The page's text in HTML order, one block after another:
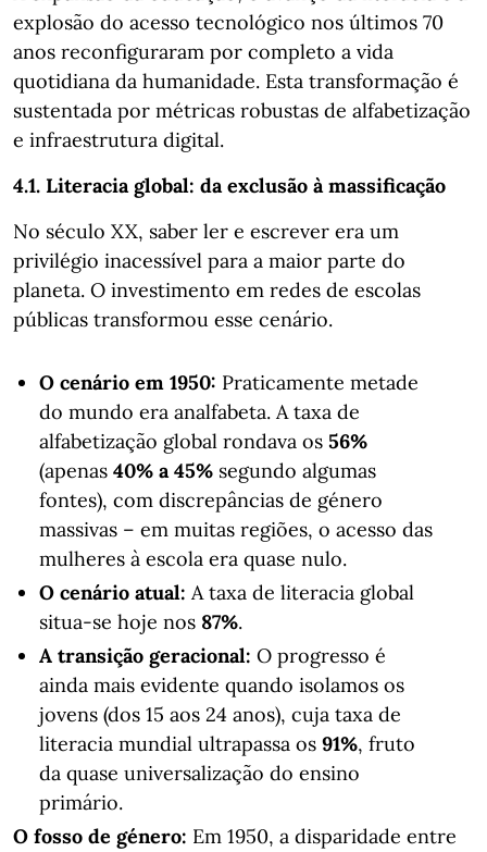
explosão do acesso tecnológico nos últimos 70
anos reconfiguraram por completo a vida
quotidiana da humanidade. Esta transformação é
sustentada por métricas robustas de alfabetização
e infraestrutura digital.
4.1. Literacia global: da exclusão à massificação
No século XX, saber ler e escrever era um
privilégio inacessível para a maior parte do
planeta. O investimento em redes de escolas
públicas transformou esse cenário.
O cenário em 1950: Praticamente metade
do mundo era analfabeta. A taxa de
alfabetização global rondava os 56%
(apenas 40% a 45% segundo algumas
fontes), com discrepâncias de género
massivas – em muitas regiões, o acesso das
mulheres à escola era quase nulo.
O cenário atual: A taxa de literacia global
situa-se hoje nos 87%.
A transição geracional: O progresso é
ainda mais evidente quando isolamos os
jovens (dos 15 aos 24 anos), cuja taxa de
literacia mundial ultrapassa os 91%, fruto
da quase universalização do ensino
primário.
O fosso de género: Em 1950, a disparidade entre